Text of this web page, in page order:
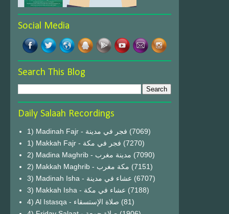
Social Media
Search This Blog
Daily Salaah Recordings
1) Madinah Fajr - فجر في مدينة (7069)
1) Makkah Fajr - فجر في مكة (7270)
2) Madina Maghrib - مدينة مغرب (7090)
2) Makkah Maghrib - مكة مغرب (7151)
3) Madinah Isha - عشاء في مدينة (6707)
3) Makkah Isha - عشاء في مكة (7188)
4) Al Istasqa - صلاة الإستسقاء (81)